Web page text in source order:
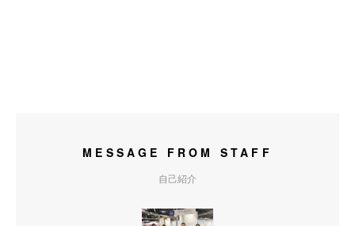
MESSAGE FROM STAFF
自己紹介